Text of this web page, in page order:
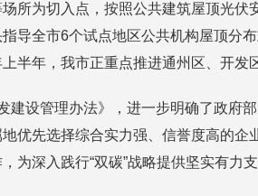
所为切入点，按照公共建筑屋顶光
导全市6个试点地区公共机构屋顶
半年，我市正重点推进通州区、开发
建设管理办法》，进一步明确了政
优先选择综合实力强、信誉度高的
为深入践行“双碳”战略提供坚实有力